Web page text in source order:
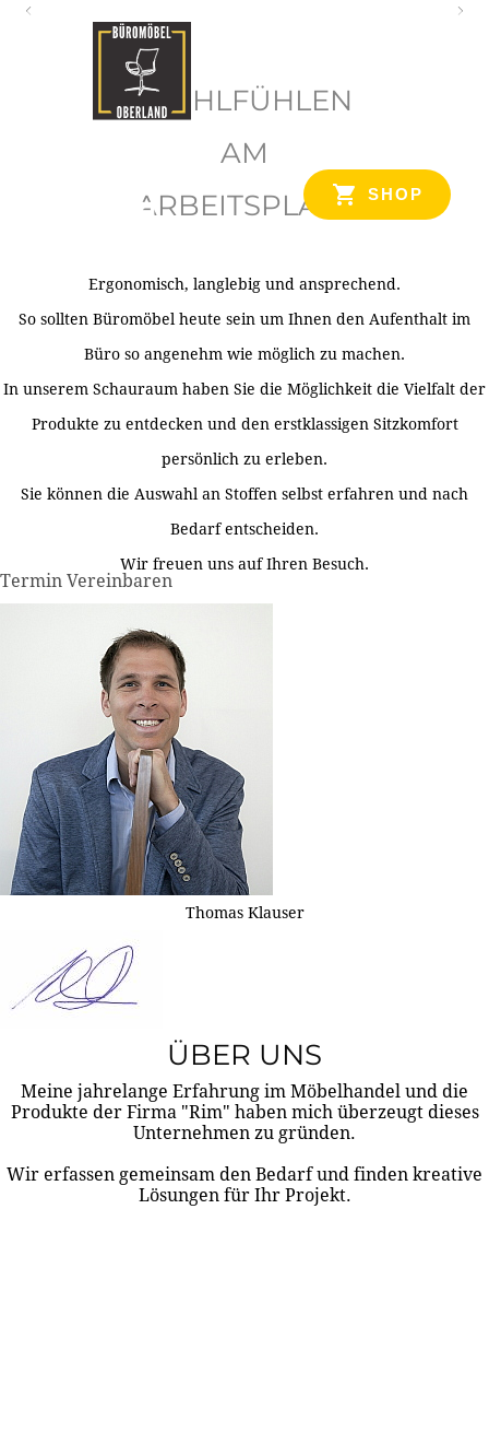
SHOP
WOHLFÜHLEN
AM
ARBEITSPLATZ
Ergonomisch, langlebig und ansprechend.
So sollten Büromöbel heute sein um Ihnen den Aufenthalt im
Büro so angenehm wie möglich zu machen.
In unserem Schauraum haben Sie die Möglichkeit die Vielfalt der
Produkte zu entdecken und den erstklassigen Sitzkomfort
persönlich zu erleben.
Sie können die Auswahl an Stoffen selbst erfahren und nach
Bedarf entscheiden.
Wir freuen uns auf Ihren Besuch.
Termin Vereinbaren
Thomas Klauser
ÜBER UNS
Meine jahrelange Erfahrung im Möbelhandel und die
Produkte der Firma "Rim" haben mich überzeugt dieses
Unternehmen zu gründen.
Wir erfassen gemeinsam den Bedarf und finden kreative
Lösungen für Ihr Projekt.